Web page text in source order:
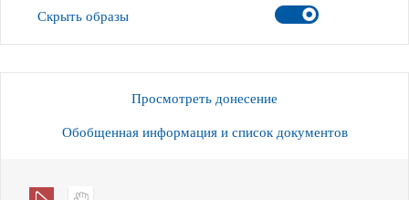
Скрыть образы
Просмотреть донесение
Обобщенная информация и список документов